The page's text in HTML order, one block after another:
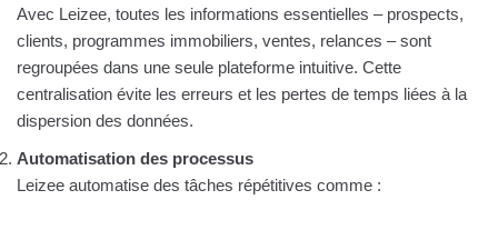
Avec Leizee, toutes les informations essentielles – prospects,
clients, programmes immobiliers, ventes, relances – sont
regroupées dans une seule plateforme intuitive. Cette
centralisation évite les erreurs et les pertes de temps liées à la
dispersion des données.
Automatisation des processus
Leizee automatise des tâches répétitives comme :